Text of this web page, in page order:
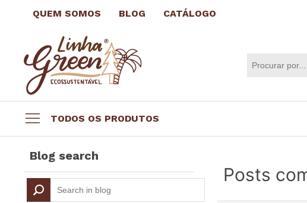
QUEM SOMOS BLOG CATÁLOGO
TODOS OS PRODUTOS
Brindes por até R$3,99
Brindes Ecológicos
Blog search
Posts